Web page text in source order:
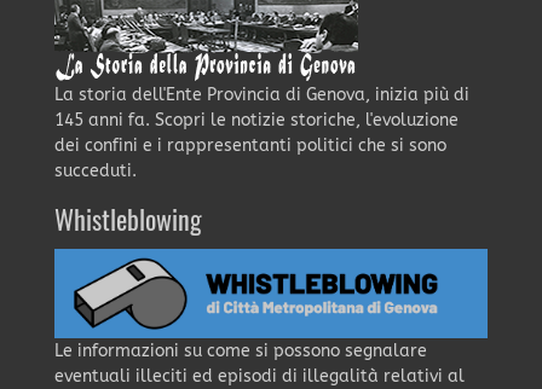
La storia dell'Ente Provincia di Genova, inizia più di
145 anni fa. Scopri le notizie storiche, l'evoluzione
dei confini e i rappresentanti politici che si sono
succeduti.
Whistleblowing
Le informazioni su come si possono segnalare
eventuali illeciti ed episodi di illegalità relativi al